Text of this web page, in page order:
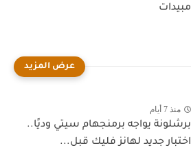
مبيدات
منذ 7 أيام
برشلونة يواجه برمنجهام سيتي وديًا..
اختبار جديد لهانز فليك قبل...